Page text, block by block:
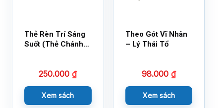
Thẻ Rèn Trí Sáng
Suốt (Thẻ Chánh
250.000₫
Xem sách
Theo Gót Vĩ Nhân
– Lý Thái Tổ
98.000 ₫
Xem sách